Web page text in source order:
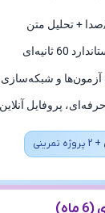
+ تحلیل متن
ثانیه‌ای
و شبکه‌سازی
پروفایل آنلاین